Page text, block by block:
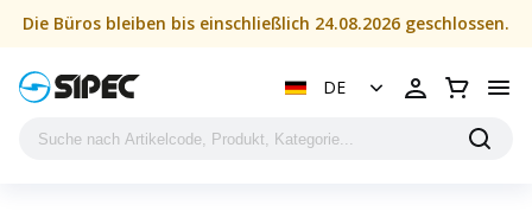
Die Büros bleiben bis einschließlich 24.08.2026 geschlossen.
DE